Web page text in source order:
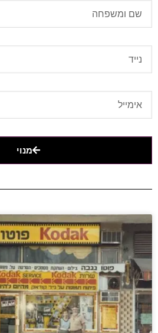
מנוי